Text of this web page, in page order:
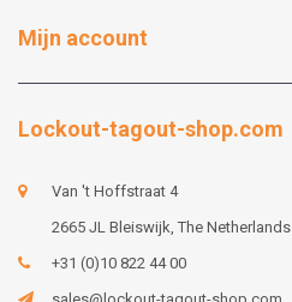
Mijn account
Lockout-tagout-shop.com
Van 't Hoffstraat 4
2665 JL Bleiswijk, The Netherlands
+31 (0)10 822 44 00